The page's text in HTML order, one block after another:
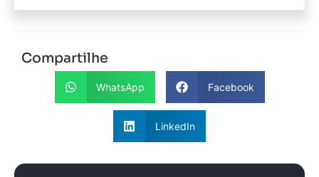
Compartilhe
WhatsApp Facebook
LinkedIn